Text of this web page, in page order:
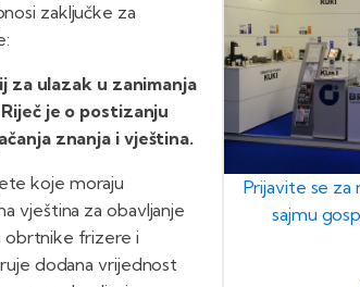
zaključke za
ulazak u zanimanja
je o postizanju
znanja i vještina.
koje moraju
vještina za obavljanje
obrtnike frizere i
dodana vrijednost
Prijavite se za
sajmu